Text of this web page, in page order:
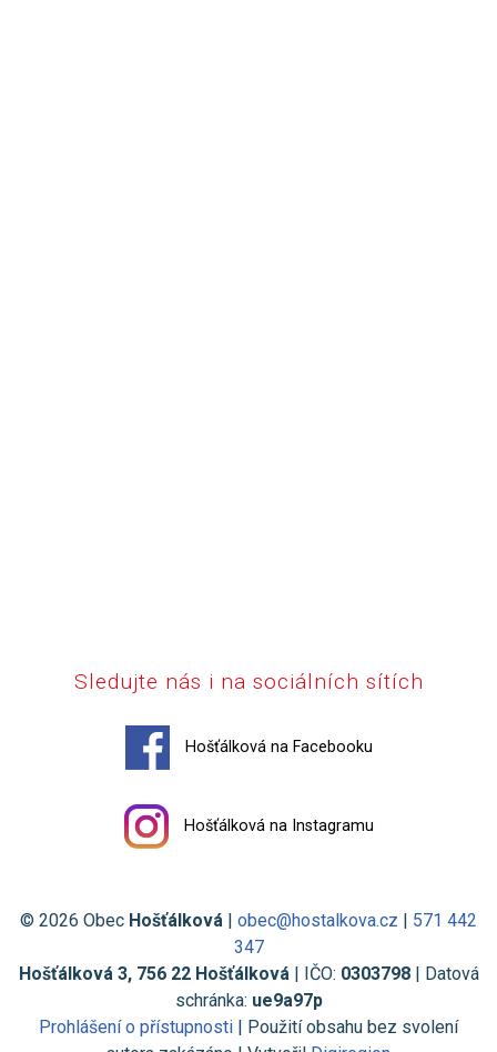
Sledujte nás i na sociálních sítích
Hošťálková na Facebooku
Hošťálková na Instagramu
© 2026 Obec Hošťálková obec@hostalkova.cz
571 442
347
Hošťálková 3, 756 22 Hošťálková| IČO: 0303798| Datová
schránka: ue9a97p
Prohlášení o přístupnosti | Použití obsahu bez svolení